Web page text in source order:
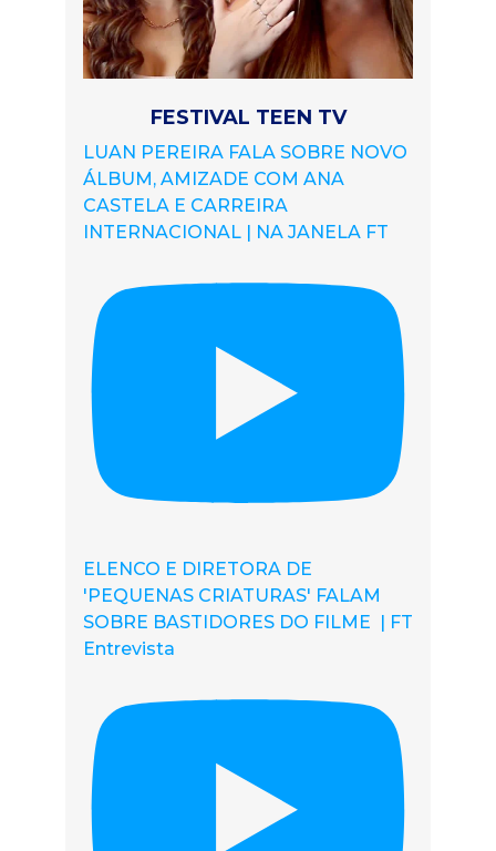
FESTIVAL TEEN TV
LUAN PEREIRA FALA SOBRE NOVO
ÁLBUM, AMIZADE COM ANA
CASTELA E CARREIRA
INTERNACIONAL | NA JANELA FT
ELENCO E DIRETORA DE
'PEQUENAS CRIATURAS' FALAM
SOBRE BASTIDORES DO FILME | FT
Entrevista